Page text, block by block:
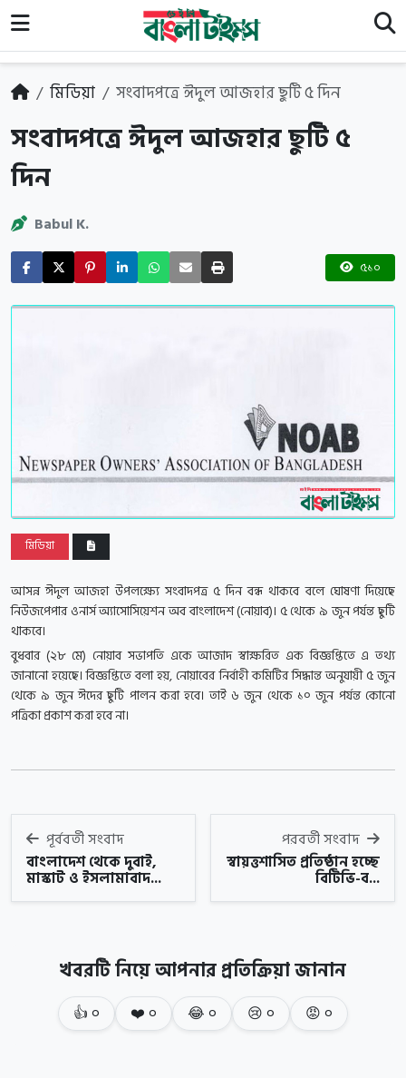
মিডিয়া সংবাদপত্রে ঈদুল আজহার ছুটি ৫ দিন
সংবাদপত্রে ঈদুল আজহার ছুটি ৫
দিন
Babul K.
৫১০
মিডিয়া
আসন্ন ঈদুল আজহা উপলক্ষ্যে সংবাদপত্র ৫ দিন বন্ধ থাকবে বলে ঘোষণা দিয়েছে
নিউজপেপার ওনার্স অ্যাসোসিয়েশন অব বাংলাদেশ (নোয়াব)। ৫ থেকে ৯ জুন পর্যন্ত ছুটি
থাকবে।
বুধবার (২৮ মে) নোয়াব সভাপতি একে আজাদ স্বাক্ষরিত এক বিজ্ঞপ্তিতে এ তথ্য
জানানো হয়েছে।বিজ্ঞপ্তিতে বলা হয়, নোয়াবের নির্বাহী কমিটির সিদ্ধান্ত অনুযায়ী ৫ জুন
থেকে ৯ জুন ঈদের ছুটি পালন করা হবে। তাই ৬ জুন থেকে ১০ জুন পর্যন্ত কোনো
পত্রিকা প্রকাশ করা হবে না।
পূর্ববর্তী সংবাদ
বাংলাদেশ থেকে দুবাই,
মাস্কাট ও ইসলামাবাদ...
পরবর্তী সংবাদ
স্বায়ত্তশাসিত প্রতিষ্ঠান হচ্ছে
বিটিভি-ব...
খবরটি নিয়ে আপনার প্রতিক্রিয়া জানান
👍০ ❤️০ 😂০ 😢০ 😡০